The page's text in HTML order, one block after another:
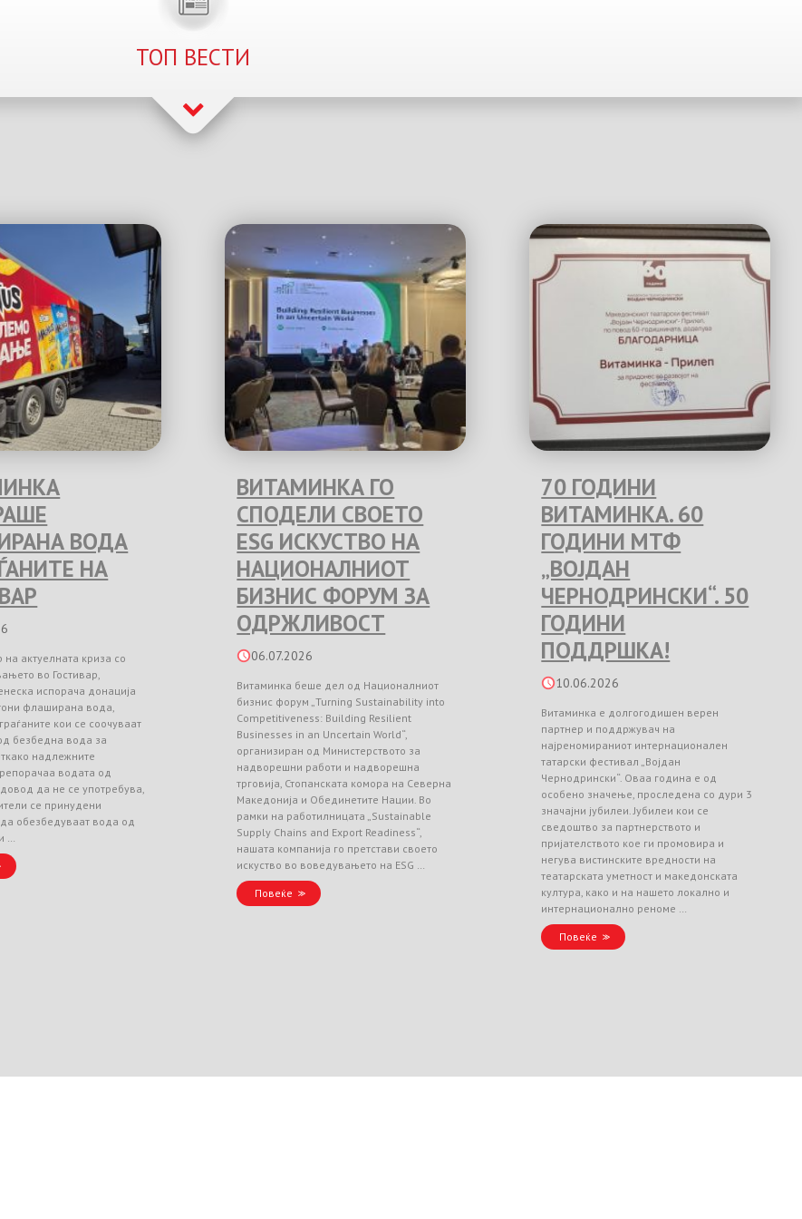
ТОП ВЕСТИ
ВОДА
НА
на актуелната криза со
во Гостивар,
испорача донација
флаширана вода,
кои се соочуваат
безбедна вода за
надлежните
водата од
да не се употребува,
се принудени
обезбедуваат вода од
…
ВИТАМИНКА ГО
СПОДЕЛИ СВОЕТО
ESG ИСКУСТВО НА
НАЦИОНАЛНИОТ
БИЗНИС ФОРУМ ЗА
ОДРЖЛИВОСТ
06.07.2026
Витаминка беше дел од Националниот
бизнис форум „Turning Sustainability into
Competitiveness: Building Resilient
Businesses in an Uncertain World“,
организиран од Министерството за
надворешни работи и надворешна
трговија, Стопанската комора на Северна
Македонија и Обединетите Нации. Во
рамки на работилницата „Sustainable
Supply Chains and Export Readiness“,
нашата компанија го претстави своето
искуство во воведувањето на ESG …
Повеќе
70 ГОДИНИ
ВИТАМИНКА. 60
ГОДИНИ МТФ
„ВОЈДАН
ЧЕРНОДРИНСКИ“. 50
ГОДИНИ
ПОДДРШКА!
10.06.2026
Витаминка е долгогодишен верен
партнер и поддржувач на
најреномираниот интернационален
татарски фестивал „Војдан
Чернодрински“. Оваа година е од
особено значење, проследена со дури 3
значајни јубилеи. Јубилеи кои се
сведоштво за партнерството и
пријателството кое ги промовира и
негува вистинските вредности на
театарската уметност и македонската
култура, како и на нашето локално и
интернационално реноме …
Повеќе